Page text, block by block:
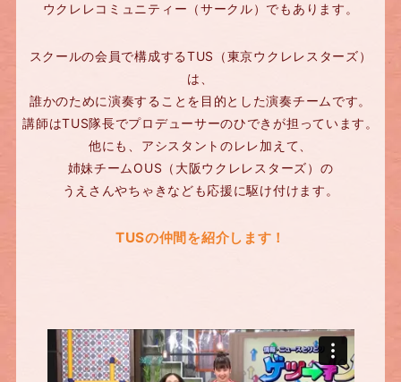
ウクレレコミュニティー（サークル）でもあります。
スクールの会員で構成するTUS（東京ウクレレスターズ）
は、
誰かのために演奏することを目的とした演奏チームです。
講師はTUS隊長でプロデューサーのひできが担っています。
他にも、アシスタントのレレ加えて、
姉妹チームOUS（大阪ウクレレスターズ）の
うえさんやちゃきなども応援に駆け付けます。
TUSの仲間を紹介します！